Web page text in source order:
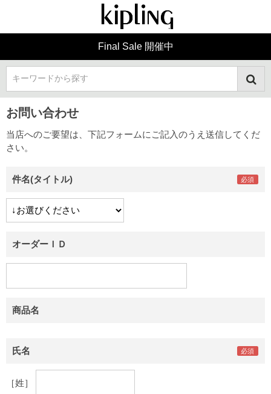
Final Sale 開催中
キーワードから探す
お問い合わせ
当店へのご要望は、下記フォームにご記入のうえ送信してくだ
さい。
件名(タイトル)
オーダーＩＤ
商品名
氏名
［姓］